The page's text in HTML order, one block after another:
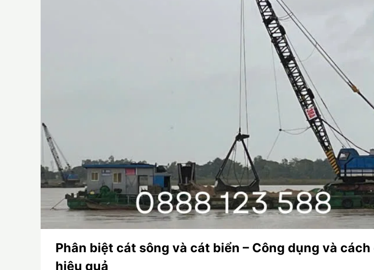
Phân biệt cát sông và cát biển – Công dụng và cách
hiệu quả